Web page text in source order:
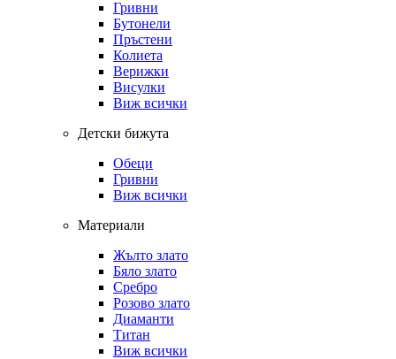
Гривни
Бутонели
Пръстени
Колиета
Верижки
Висулки
Виж всички
Детски бижута
Обеци
Гривни
Виж всички
Материали
Жълто злато
Бяло злато
Сребро
Розово злато
Диаманти
Титан
Виж всички